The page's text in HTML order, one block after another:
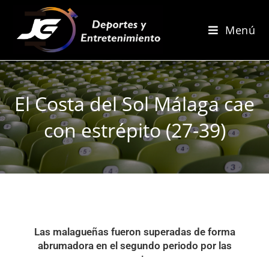
Menú
El Costa del Sol Málaga cae
con estrépito (27-39)
Las malagueñas fueron superadas de forma
abrumadora en el segundo periodo por las